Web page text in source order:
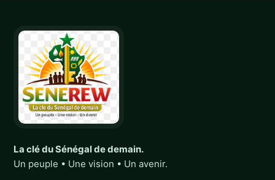
La clé du Sénégal de demain.
Un peuple • Une vision • Un avenir.